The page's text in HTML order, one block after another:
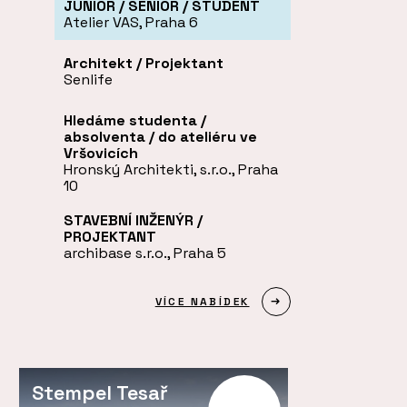
JUNIOR / SENIOR / STUDENT
Atelier VAS, Praha 6
Architekt / Projektant
Senlife
Hledáme studenta /
absolventa / do ateliéru ve
Vršovicích
Hronský Architekti, s.r.o., Praha
10
STAVEBNÍ INŽENÝR /
PROJEKTANT
archibase s.r.o., Praha 5
VÍCE NABÍDEK
Stempel Tesař